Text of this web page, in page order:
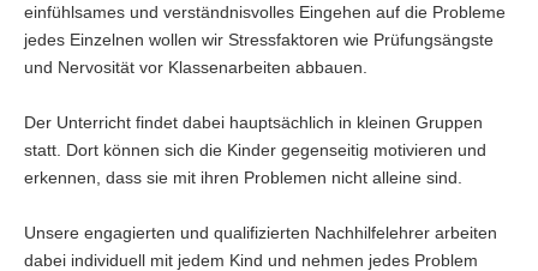
einfühlsames und verständnisvolles Eingehen auf die Probleme
jedes Einzelnen wollen wir Stressfaktoren wie Prüfungsängste
und Nervosität vor Klassenarbeiten abbauen.
Der Unterricht findet dabei hauptsächlich in kleinen Gruppen
statt. Dort können sich die Kinder gegenseitig motivieren und
erkennen, dass sie mit ihren Problemen nicht alleine sind.
Unsere engagierten und qualifizierten Nachhilfelehrer arbeiten
dabei individuell mit jedem Kind und nehmen jedes Problem